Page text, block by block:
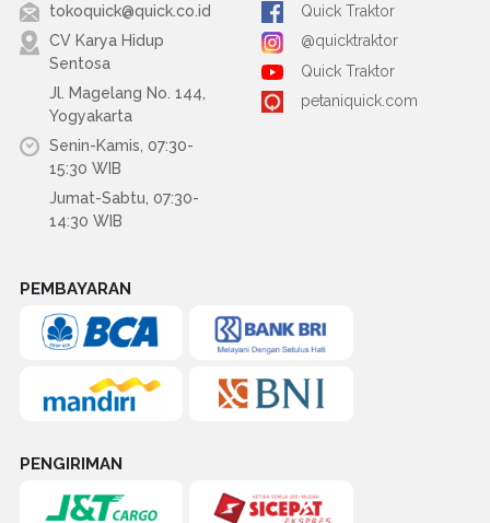
tokoquick@quick.co.id
CV Karya Hidup
Sentosa
Jl. Magelang No. 144,
Yogyakarta
Senin-Kamis, 07:30-
15:30 WIB
Jumat-Sabtu, 07:30-
14:30 WIB
Quick Traktor
@quicktraktor
Quick Traktor
petaniquick.com
PEMBAYARAN
PENGIRIMAN